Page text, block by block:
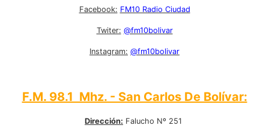
Facebook: FM10 Radio Ciudad
Twiter: @fm10bolivar
Instagram: @fm10bolivar
F.M. 98.1 Mhz. - San Carlos De Bolívar:
Dirección: Falucho Nº 251